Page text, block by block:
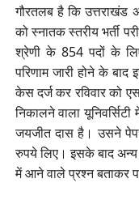
गौरतलब है कि
को स्नातक स्तरीय भर्ती
श्रेणी के 854 पदों के
परिणाम जारी होने के
केस दर्ज कर रविवार को
निकालने वाला
जयजीत दास है। उसने
रुपये लिए। इसके बाद अन्य
में आने वाले प्रश्न बताकर